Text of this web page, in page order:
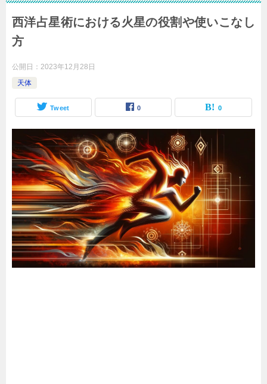
西洋占星術における火星の役割や使いこなし
方
公開日： 2023年12月28日
天体
Tweet 0 0